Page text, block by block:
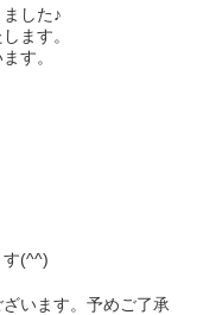
した♪
ます。
す。
す(^^)
います。予めご了承